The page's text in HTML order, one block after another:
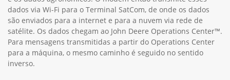
dados via Wi-Fi para o Terminal SatCom, de onde os dados
são enviados para a internet e para a nuvem via rede de
satélite. Os dados chegam ao John Deere Operations Center™.
Para mensagens transmitidas a partir do Operations Center
para a máquina, o mesmo caminho é seguido no sentido
inverso.